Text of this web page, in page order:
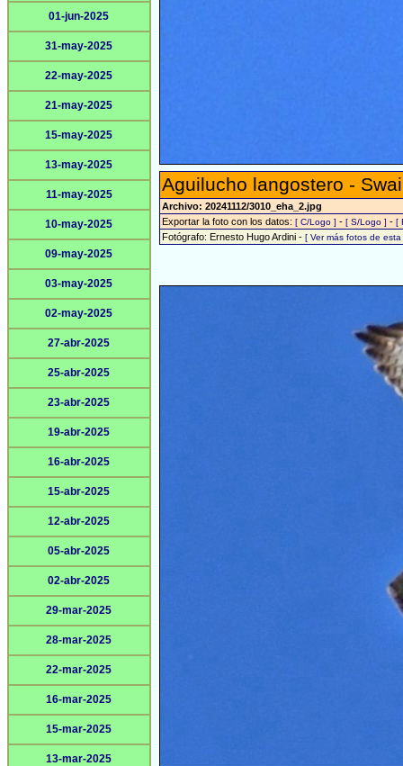
01-jun-2025
31-may-2025
22-may-2025
21-may-2025
15-may-2025
13-may-2025
11-may-2025
10-may-2025
09-may-2025
03-may-2025
02-may-2025
27-abr-2025
25-abr-2025
23-abr-2025
19-abr-2025
16-abr-2025
15-abr-2025
12-abr-2025
05-abr-2025
02-abr-2025
29-mar-2025
28-mar-2025
22-mar-2025
16-mar-2025
15-mar-2025
13-mar-2025
Aguilucho langostero -
Archivo: 20241112/3010_eha_2.jpg
Exportar la foto con los datos: [ C/Logo ] - [ S/Logo ] - [
Fotógrafo: Ernesto Hugo Ardini - [ Ver más fotos de